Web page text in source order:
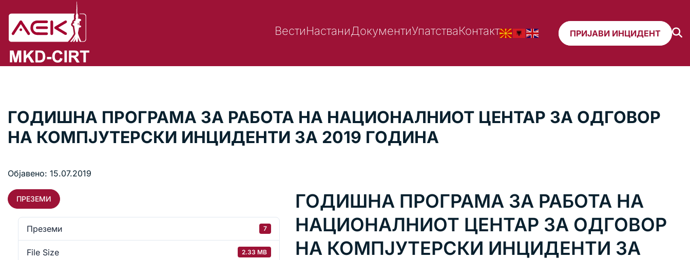
ВестиНастаниДокументиУпатстваКонтакт ПРИЈАВИ ИНЦИДЕНТ
ГОДИШНА ПРОГРАМА ЗА РАБОТА НА НАЦИОНАЛНИОТ ЦЕНТАР ЗА ОДГОВОР
НА КОМПЈУТЕРСКИ ИНЦИДЕНТИ ЗА 2019 ГОДИНА
Објавено: 15.07.2019
ПРЕЗЕМИ
Преземи 7
File Size 2.33 MB
ГОДИШНА ПРОГРАМА ЗА РАБОТА НА
НАЦИОНАЛНИОТ ЦЕНТАР ЗА ОДГОВОР
НА КОМПЈУТЕРСКИ ИНЦИДЕНТИ ЗА